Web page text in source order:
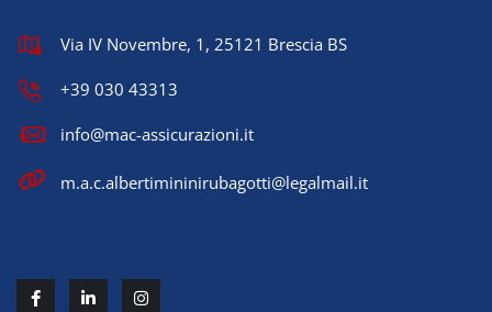
Via IV Novembre, 1, 25121 Brescia BS
+39 030 43313
info@mac-assicurazioni.it
m.a.c.albertimininirubagotti@legalmail.it